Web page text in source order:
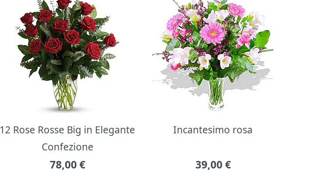
12 Rose Rosse Big in Elegante
Confezione
78,00 €
Incantesimo rosa
39,00 €